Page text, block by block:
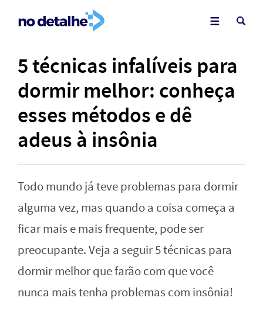
5 técnicas infalíveis para
dormir melhor: conheça
esses métodos e dê
adeus à insônia
Todo mundo já teve problemas para dormir
alguma vez, mas quando a coisa começa a
ficar mais e mais frequente, pode ser
preocupante. Veja a seguir 5 técnicas para
dormir melhor que farão com que você
nunca mais tenha problemas com insônia!